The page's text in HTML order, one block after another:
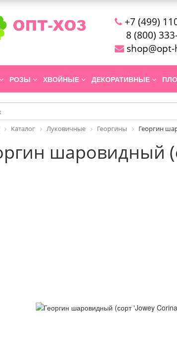
+7 (499)
8 (800)
РОЗЫ ХВОЙНЫЕ ДЕКОРАТИВНЫЕ
Каталог Луковичные Георгины Георгин
шаровидный